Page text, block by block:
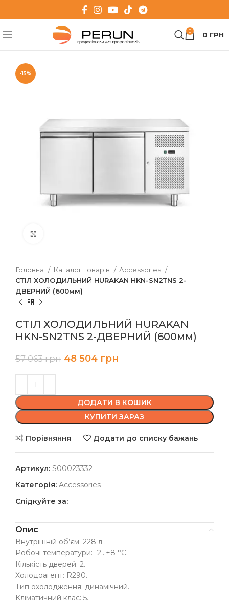
0 0 ГРН
-15%
Головна Каталог товарів
Accessories
СТІЛ ХОЛОДИЛЬНИЙ HURAKAN HKN-SN2ТNS 2-
ДВЕРНИЙ (600мм)
СТІЛ ХОЛОДИЛЬНИЙ HURAKAN
HKN-SN2ТNS 2-ДВЕРНИЙ (600мм)
57 063грн 48 504 грн
ДОДАТИ В КОШИК
КУПИТИ ЗАРАЗ
Порівняння Додати до списку бажань
Артикул: S00023332
Категорія: Accessories
Слідкуйте за:
Опис
Внутрішній об’єм: 228 л .
Робочі температури: -2…+8 °C.
Кількість дверей: 2.
Холодоагент: R290.
Тип охолодження: динамічний.
Кліматичний клас: 5.